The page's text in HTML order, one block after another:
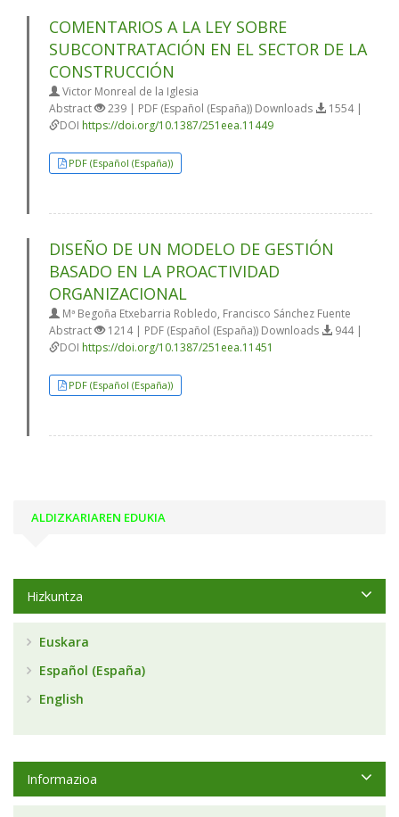
COMENTARIOS A LA LEY SOBRE
SUBCONTRATACIÓN EN EL SECTOR DE LA
CONSTRUCCIÓN
Victor Monreal de la Iglesia
Abstract
239 | PDF (Español (España)) Downloads
1554 |
DOI https://doi.org/10.1387/251eea.11449
PDF (Español (España))
DISEÑO DE UN MODELO DE GESTIÓN
BASADO EN LA PROACTIVIDAD
ORGANIZACIONAL
Mª Begoña Etxebarria Robledo, Francisco Sánchez Fuente
Abstract
1214 | PDF (Español (España)) Downloads
944 |
DOI https://doi.org/10.1387/251eea.11451
PDF (Español (España))
ALDIZKARIAREN EDUKIA
Hizkuntza
Euskara
Español (España)
English
Informazioa